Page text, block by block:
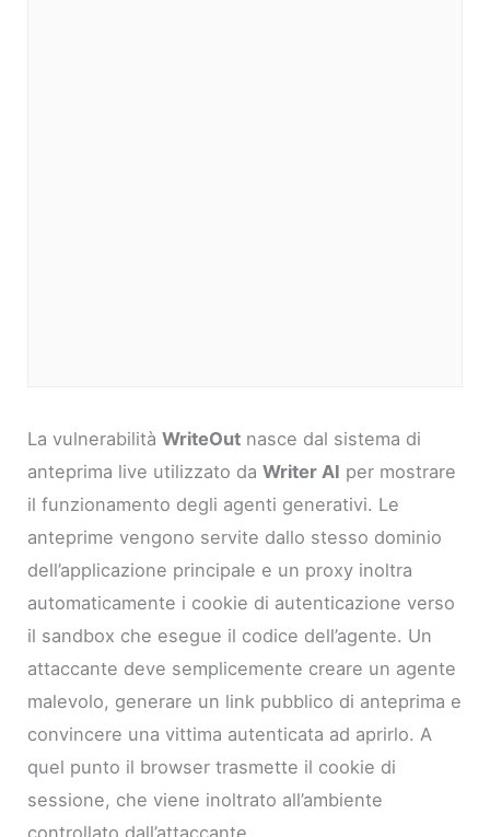
La vulnerabilitàWriteOut nasce dal sistema di
anteprima live utilizzato daWriter AI per mostrare
il funzionamento degli agenti generativi. Le
anteprime vengono servite dallo stesso dominio
dell’applicazione principale e un proxy inoltra
automaticamente i cookie di autenticazione verso
il sandbox che esegue il codice dell’agente. Un
attaccante deve semplicemente creare un agente
malevolo, generare un link pubblico di anteprima e
convincere una vittima autenticata ad aprirlo. A
quel punto il browser trasmette il cookie di
sessione, che viene inoltrato all’ambiente